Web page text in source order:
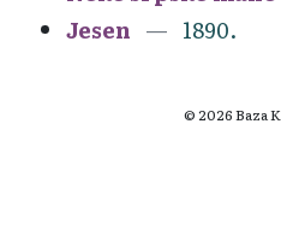
Jesen
1890.
© 2026 Baza